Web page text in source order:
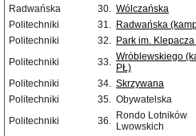
Radwańska
30. Wólczańska
Politechniki
31. Radwańska
Politechniki
32. Park im.
Politechniki
33. Wróblewskiego
PŁ)
Politechniki 34. Skrzywana
Politechniki
35. Obywatelska
Politechniki
36. Rondo Lotników
Lwowskich